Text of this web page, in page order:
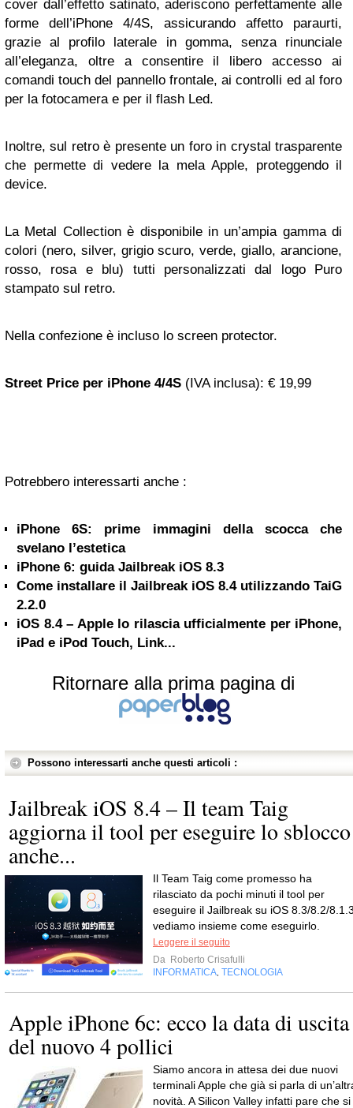
cover dall’effetto satinato, aderiscono perfettamente alle
forme dell’iPhone 4/4S, assicurando affetto paraurti,
grazie al profilo laterale in gomma, senza rinunciale
all’eleganza, oltre a consentire il libero accesso ai
comandi touch del pannello frontale, ai controlli ed al foro
per la fotocamera e per il flash Led.
Inoltre, sul retro è presente un foro in crystal trasparente
che permette di vedere la mela Apple, proteggendo il
device.
La Metal Collection è disponibile in un’ampia gamma di
colori (nero, silver, grigio scuro, verde, giallo, arancione,
rosso, rosa e blu) tutti personalizzati dal logo Puro
stampato sul retro.
Nella confezione è incluso lo screen protector.
Street Price per iPhone 4/4S (IVA inclusa): € 19,99
Potrebbero interessarti anche :
iPhone 6S: prime immagini della scocca che
svelano l’estetica
iPhone 6: guida Jailbreak iOS 8.3
Come installare il Jailbreak iOS 8.4 utilizzando TaiG
2.2.0
iOS 8.4 – Apple lo rilascia ufficialmente per iPhone,
iPad e iPod Touch, Link...
Ritornare alla prima pagina di
Possono interessarti anche questi articoli :
Jailbreak iOS 8.4 – Il team Taig
aggiorna il tool per eseguire lo sblocco
anche...
Il Team Taig come promesso ha
rilasciato da pochi minuti il tool per
eseguire il Jailbreak su iOS 8.3/8.2/
vediamo insieme come eseguirlo.
Leggere il seguito
Da Roberto Crisafulli
INFORMATICA TECNOLOGIA
Apple iPhone 6c: ecco la data di uscita
del nuovo 4 pollici
Siamo ancora in attesa dei due nuovi
terminali Apple che già si parla di
novità. A Silicon Valley infatti pare che si